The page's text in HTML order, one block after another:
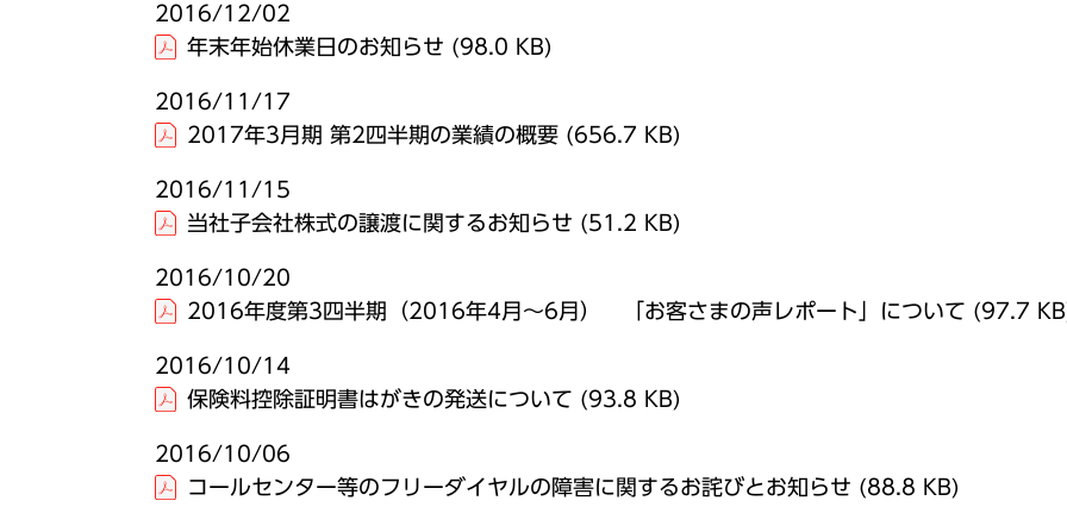
2016/12/02
年末年始休業日のお知らせ (98.0 KB)
2016/11/17
2017年3月期 第2四半期の業績の概要 (656.7 KB)
2016/11/15
当社子会社株式の譲渡に関するお知らせ (51.2 KB)
2016/10/20
2016年度第3四半期（2016年4月～6月） 「お客さまの声レポート」について (97.7
2016/10/14
保険料控除証明書はがきの発送について (93.8 KB)
2016/10/06
コールセンター等のフリーダイヤルの障害に関するお詫びとお知らせ (88.8 KB)